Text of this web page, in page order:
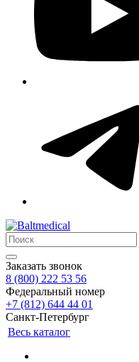
Заказать звонок
8 (800) 222 53 56
Федеральный номер
+7 (812) 644 44 01
Санкт-Петербург
Весь каталог